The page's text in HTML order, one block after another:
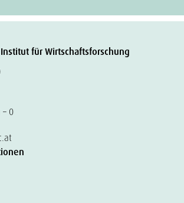
für Wirtschaftsforschung
– 0